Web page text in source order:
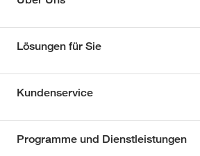
Lösungen für Sie
Kundenservice
Programme und Dienstleistungen